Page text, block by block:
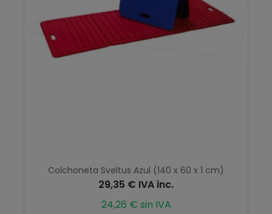
Colchoneta Sveltus Azul (140 x 60 x 1 cm)
29,35 € IVA inc.
24,26 € sin IVA